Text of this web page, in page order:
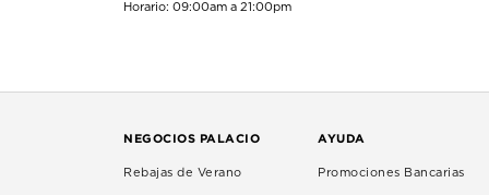
Horario: 09:00am a 21:00pm
NEGOCIOS PALACIO
Rebajas de Verano
AYUDA
Promociones Bancarias